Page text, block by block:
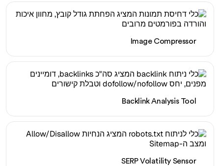
Image Compressor
Backlink Analysis Tool
SERP Volatility Sensor